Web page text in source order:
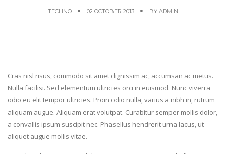
TECHNO 02 OCTOBER 2013 BY ADMIN
Cras nisl risus, commodo sit amet dignissim ac, accumsan ac metus.
Nulla facilisi. Sed elementum ultricies orci in euismod. Nunc viverra
odio eu elit tempor ultricies. Proin odio nulla, varius a nibh in, rutrum
aliquam augue. Aliquam erat volutpat. Curabitur semper mollis dolor,
a convallis ipsum suscipit nec. Phasellus hendrerit urna lacus, ut
aliquet augue mollis vitae.